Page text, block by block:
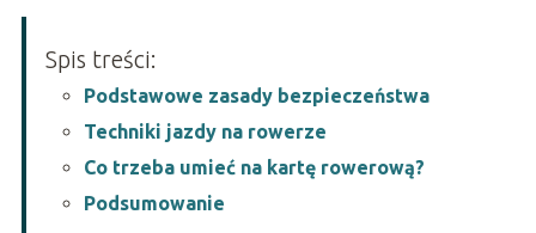
Spis treści:
Podstawowe zasady bezpieczeństwa
Techniki jazdy na rowerze
Co trzeba umieć na kartę rowerową?
Podsumowanie